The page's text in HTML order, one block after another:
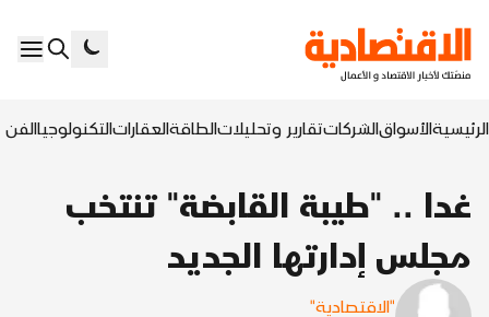
الرئيسيةالأسواقالشركاتتقارير وتحليلاتالطاقةالعقاراتالتكنولوجياالفن
غدا .. "طيبة القابضة" تنتخب
مجلس إدارتها الجديد
"الاقتصادية"